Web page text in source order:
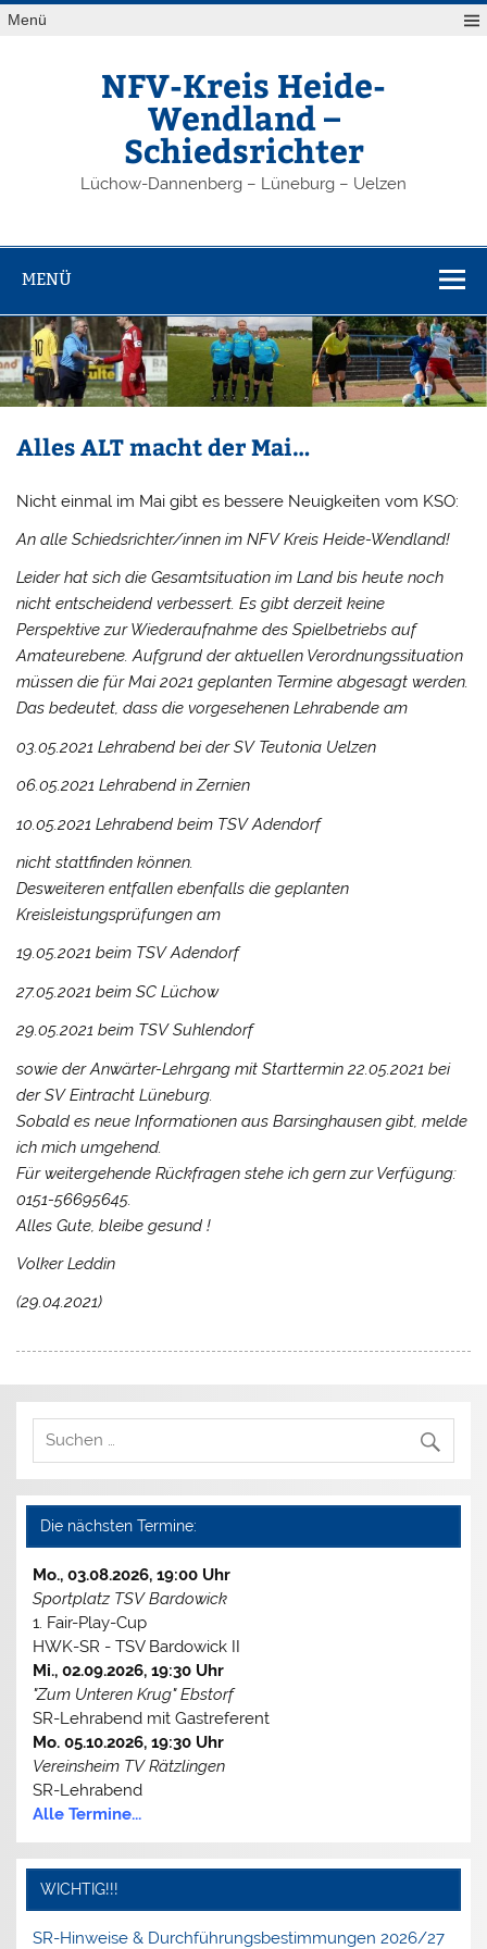
Zum
Inhalt
Menü
NFV-Kreis Heide-
Wendland –
Schiedsrichter
Lüchow-Dannenberg – Lüneburg – Uelzen
MENÜ
Alles ALT macht der Mai…
Nicht einmal im Mai gibt es bessere Neuigkeiten vom KSO:
An alle Schiedsrichter/innen im NFV Kreis Heide-Wendland!
Leider hat sich die Gesamtsituation im Land bis heute noch
nicht entscheidend verbessert. Es gibt derzeit keine
Perspektive zur Wiederaufnahme des Spielbetriebs auf
Amateurebene. Aufgrund der aktuellen Verordnungssituation
müssen die für Mai 2021 geplanten Termine abgesagt werden.
Das bedeutet, dass die vorgesehenen Lehrabende am
03.05.2021 Lehrabend bei der SV Teutonia Uelzen
06.05.2021 Lehrabend in Zernien
10.05.2021 Lehrabend beim TSV Adendorf
nicht stattfinden können.
Desweiteren entfallen ebenfalls die geplanten
Kreisleistungsprüfungen am
19.05.2021 beim TSV Adendorf
27.05.2021 beim SC Lüchow
29.05.2021 beim TSV Suhlendorf
sowie der Anwärter-Lehrgang mit Starttermin 22.05.2021 bei
der SV Eintracht Lüneburg.
Sobald es neue Informationen aus Barsinghausen gibt, melde
ich mich umgehend.
Für weitergehende Rückfragen stehe ich gern zur Verfügung:
0151-56695645.
Alles Gute, bleibe gesund !
Volker Leddin
(29.04.2021)
Die nächsten Termine:
Mo., 03.08.2026, 19:00 Uhr
Sportplatz TSV Bardowick
1. Fair-Play-Cup
HWK-SR - TSV Bardowick II
Mi., 02.09.2026, 19:30 Uhr
"Zum Unteren Krug" Ebstorf
SR-Lehrabend mit Gastreferent
Mo. 05.10.2026, 19:30 Uhr
Vereinsheim TV Rätzlingen
SR-Lehrabend
Alle Termine...
WICHTIG!!!
SR-Hinweise & Durchführungsbestimmungen 2026/27